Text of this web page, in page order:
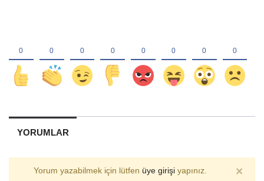
YORUMLAR
Yorum yazabilmek için lütfen üye girişiyapınız. ×